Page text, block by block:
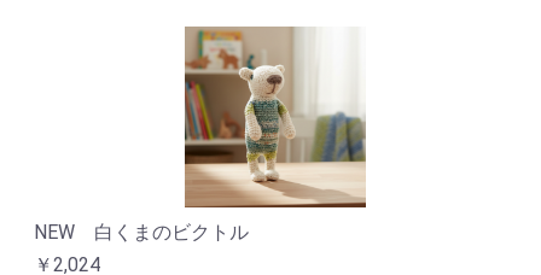
NEW 白くまのビクトル
￥2,024